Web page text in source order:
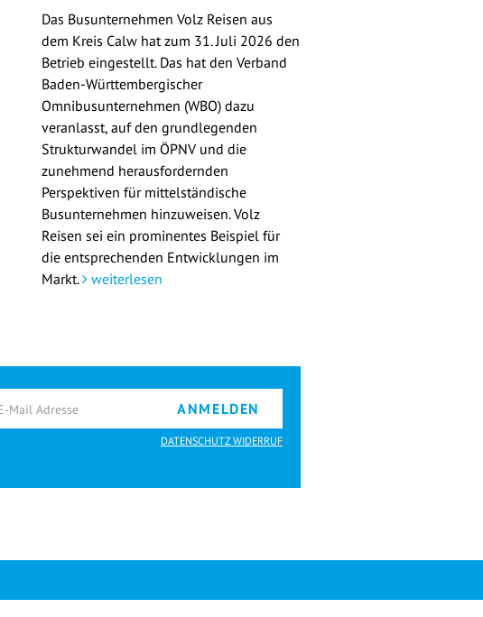
Das Busunternehmen Volz Reisen aus
dem Kreis Calw hat zum 31. Juli 2026 den
Betrieb eingestellt. Das hat den Verband
Baden-Württembergischer
Omnibusunternehmen (WBO) dazu
veranlasst, auf den grundlegenden
Strukturwandel im ÖPNV und die
zunehmend herausfordernden
Perspektiven für mittelständische
Busunternehmen hinzuweisen. Volz
Reisen sei ein prominentes Beispiel für
die entsprechenden Entwicklungen im
Markt. weiterlesen
ANMELDEN
DATENSCHUTZ WIDERRUF